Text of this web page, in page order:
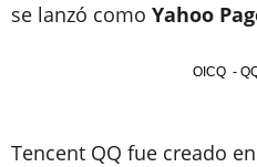
se lanzó como Yahoo
OICQ -
Tencent QQ fue creado